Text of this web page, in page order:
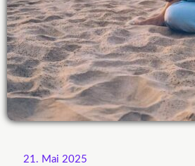
21. Mai 2025